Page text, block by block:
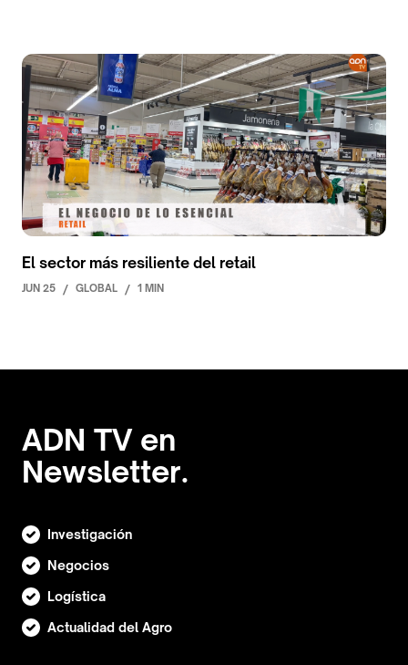
El sector más resiliente del retail
JUN 25 / GLOBAL / 1 MIN
ADN TV en
Newsletter.
Investigación
Negocios
Logística
Actualidad del Agro